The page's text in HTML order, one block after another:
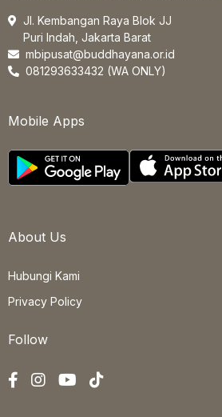
Jl. Kembangan Raya Blok JJ
Puri Indah, Jakarta Barat
mbipusat@buddhayana.or.id
081293633432 (WA ONLY)
Mobile Apps
About Us
Hubungi Kami
Privacy Policy
Follow